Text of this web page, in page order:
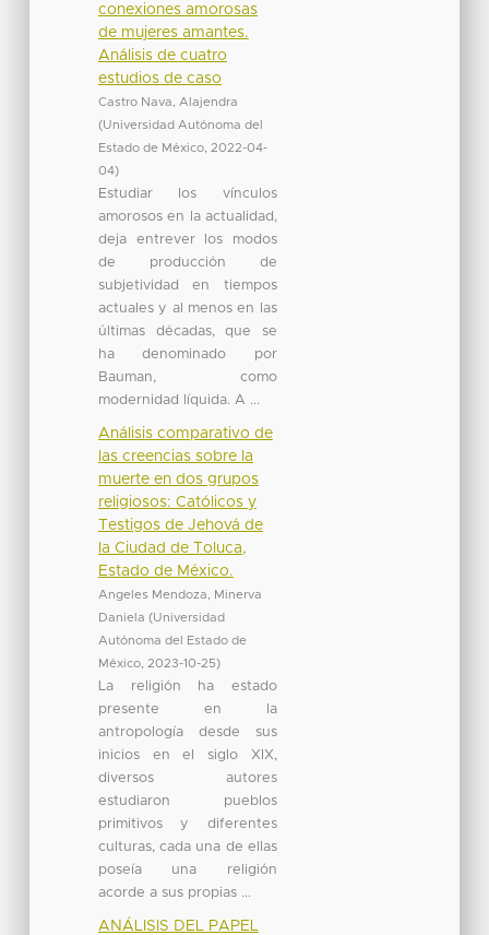
conexiones amorosas
de mujeres amantes.
Análisis de cuatro
estudios de caso
Castro Nava, Alajendra
(Universidad Autónoma del
Estado de México, 2022-04-
04)
Estudiar los vínculos
amorosos en la actualidad,
deja entrever los modos
de producción de
subjetividad en tiempos
actuales y al menos en las
últimas décadas, que se
ha denominado por
Bauman, como
modernidad líquida. A ...
Análisis comparativo de
las creencias sobre la
muerte en dos grupos
religiosos: Católicos y
Testigos de Jehová de
la Ciudad de Toluca,
Estado de México.
Angeles Mendoza, Minerva
Daniela (Universidad
Autónoma del Estado de
México, 2023-10-25)
La religión ha estado
presente en la
antropología desde sus
inicios en el siglo XIX,
diversos autores
estudiaron pueblos
primitivos y diferentes
culturas, cada una de ellas
poseía una religión
acorde a sus propias ...
ANÁLISIS DEL PAPEL